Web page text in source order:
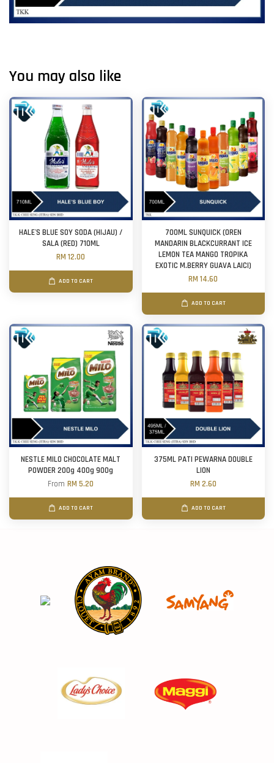
You may also like
HALE'S BLUE SOY SODA (HIJAU) /
SALA (RED) 710ML
RM 12.00
ADD TO CART
700ML SUNQUICK (OREN
MANDARIN BLACKCURRANT ICE
LEMON TEA MANGO TROPIKA
EXOTIC M.BERRY GUAVA LAICI)
RM 14.60
ADD TO CART
NESTLE MILO CHOCOLATE MALT
POWDER 200g 400g 900g
FromRM 5.20
ADD TO CART
375ML PATI PEWARNA DOUBLE
LION
RM 2.60
ADD TO CART